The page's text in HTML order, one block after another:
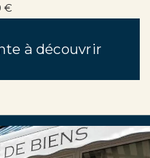
€
à découvrir